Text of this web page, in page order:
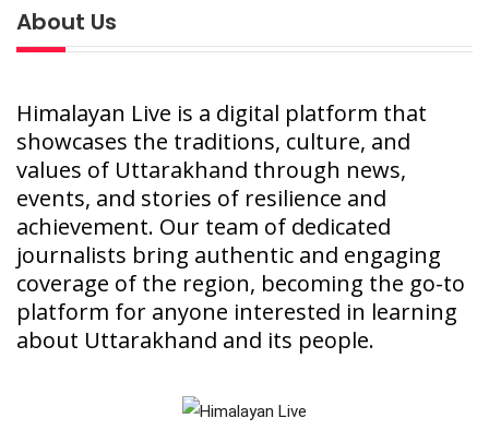
About Us
Himalayan Live is a digital platform that
showcases the traditions, culture, and
values of Uttarakhand through news,
events, and stories of resilience and
achievement. Our team of dedicated
journalists bring authentic and engaging
coverage of the region, becoming the go-to
platform for anyone interested in learning
about Uttarakhand and its people.